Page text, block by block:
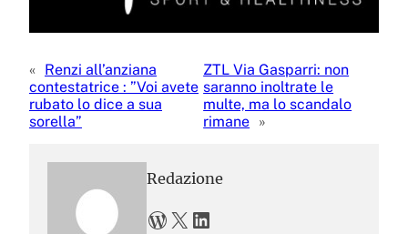
« Renzi all’anziana
contestatrice : ”Voi avete
rubato lo dice a sua
sorella”
ZTL Via Gasparri: non
saranno inoltrate le
multe, ma lo scandalo
rimane »
Redazione
WordPress X LinkedIn